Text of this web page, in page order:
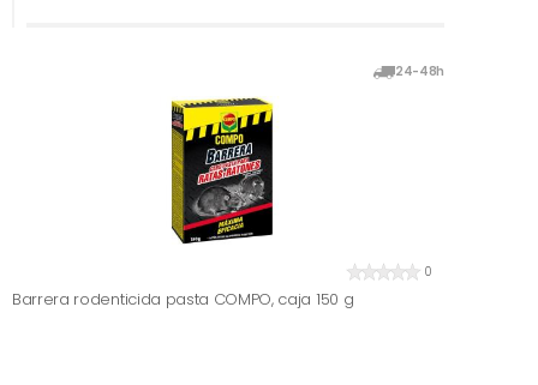
24-48h
0
Barrera rodenticida pasta COMPO, caja 150 g